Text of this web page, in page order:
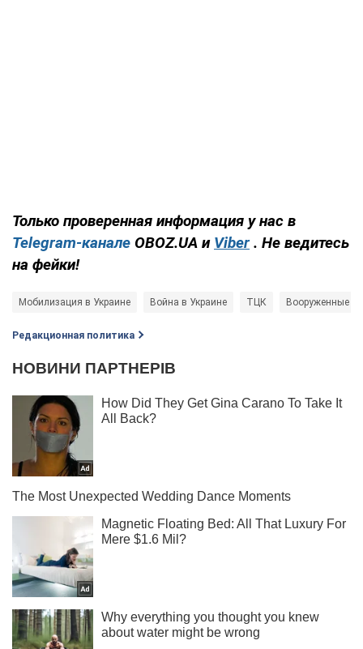
Только проверенная информация у нас в
Telegram-канале OBOZ.UA и Viber . Не ведитесь
на фейки!
Мобилизация в Украине Война в Украине ТЦК Вооруженные
Редакционная политика